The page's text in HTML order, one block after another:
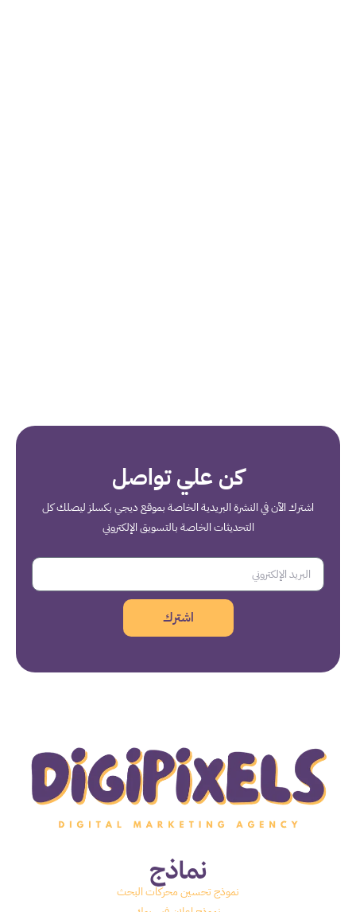
كن علي تواصل
اشترك الآن في النشرة البريدية الخاصة بموقع ديجي بكسلز ليصلك كل
التحديثات الخاصة بالتسويق الإلكتروني
اشترك
نماذج
نموذج تحسين محركات البحث